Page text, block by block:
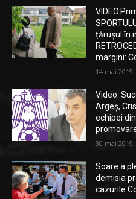
țărușul în
margini:
14 mai 2019
Video.
Argeș,
echipei
30 mai 2019
Soare a
demisia
cazurile